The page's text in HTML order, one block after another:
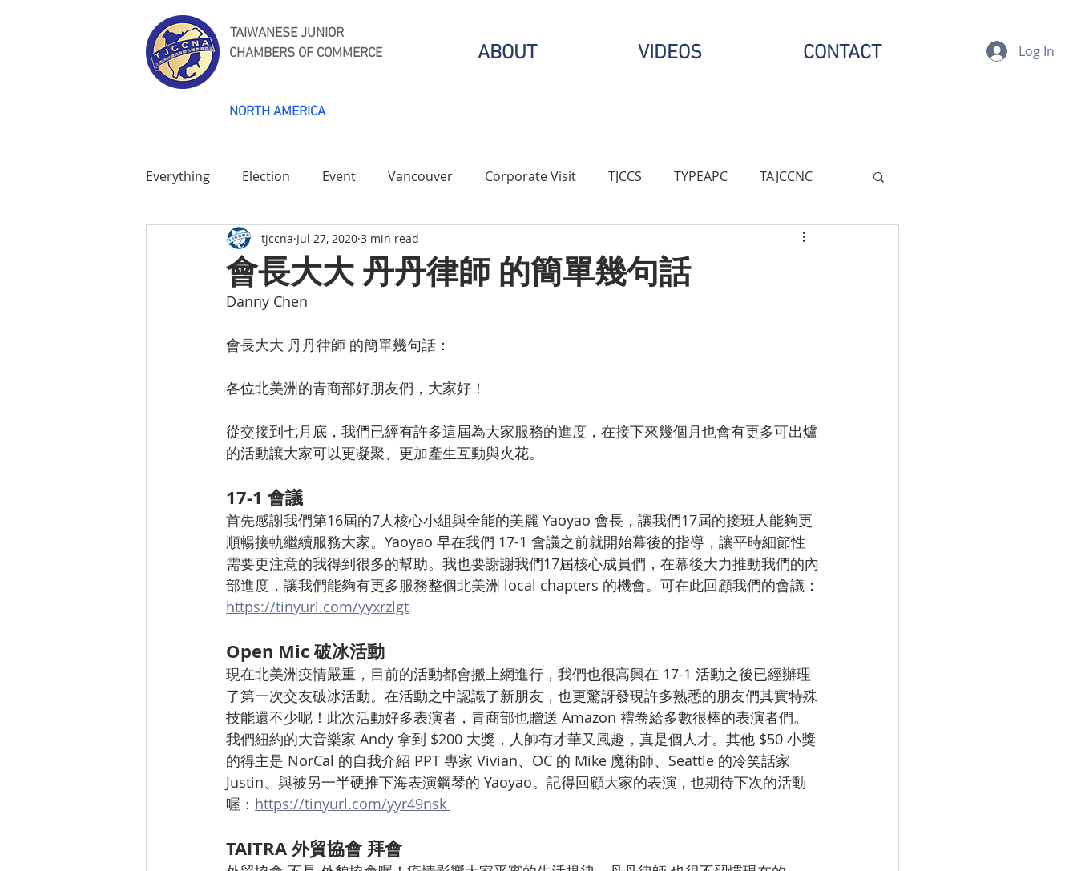
TAIWANESE JUNIOR
CHAMBERS OF COMMERCE
ABOUT VIDEOS CONTACT Log In
NORTH AMERICA
Everything Election Event Vancouver Corporate Visit TJCCS TYPEAPC TAJCCNC
Bay Area Pitch TJCCLA TJCCMD
Performing Arts
會長大大 丹丹律師 的簡單幾句話
tjccna Jul 27, 2020 3 min read
Danny Chen
會長大大 丹丹律師 的簡單幾句話：
各位北美洲的青商部好朋友們，大家好！
從交接到七月底，我們已經有許多這屆為大家服務的進度，在接下來幾個月也會有更多可出爐
的活動讓大家可以更凝聚、更加產生互動與火花。
17-1 會議
首先感謝我們第16屆的7人核心小組與全能的美麗 Yaoyao 會長，讓我們17屆的接班人能夠更
順暢接軌繼續服務大家。Yaoyao 早在我們 17-1 會議之前就開始幕後的指導，讓平時細節性
需要更注意的我得到很多的幫助。我也要謝謝我們17屆核心成員們，在幕後大力推動我們的內
部進度，讓我們能夠有更多服務整個北美洲 local chapters 的機會。可在此回顧我們的會議：
https://tinyurl.com/yyxrzlgt
Open Mic 破冰活動
現在北美洲疫情嚴重，目前的活動都會搬上網進行，我們也很高興在 17-1 活動之後已經辦理
了第一次交友破冰活動。在活動之中認識了新朋友，也更驚訝發現許多熟悉的朋友們其實特殊
技能還不少呢！此次活動好多表演者，青商部也贈送 Amazon 禮卷給多數很棒的表演者們。
我們紐約的大音樂家 Andy 拿到 $200 大獎，人帥有才華又風趣，真是個人才。其他 $50 小獎
的得主是 NorCal 的自我介紹 PPT 專家 Vivian、OC 的 Mike 魔術師、Seattle 的冷笑話家
Justin、與被另一半硬推下海表演鋼琴的 Yaoyao。記得回顧大家的表演，也期待下次的活動
喔： https://tinyurl.com/yyr49nsk
TAITRA 外貿協會 拜會